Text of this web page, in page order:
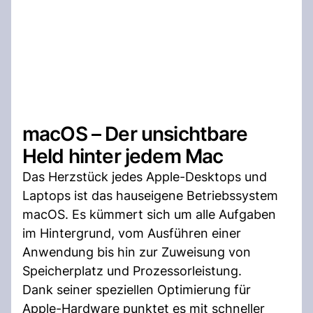
macOS – Der unsichtbare
Held hinter jedem Mac
Das Herzstück jedes Apple-Desktops und
Laptops ist das hauseigene Betriebssystem
macOS. Es kümmert sich um alle Aufgaben
im Hintergrund, vom Ausführen einer
Anwendung bis hin zur Zuweisung von
Speicherplatz und Prozessorleistung.
Dank seiner speziellen Optimierung für
Apple-Hardware punktet es mit schneller